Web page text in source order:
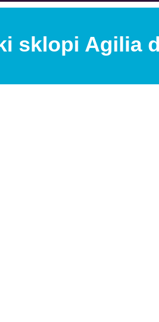
sklopi Agilia